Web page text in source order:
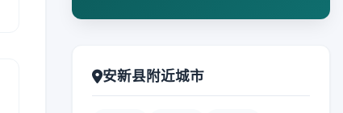
安新县附近城市